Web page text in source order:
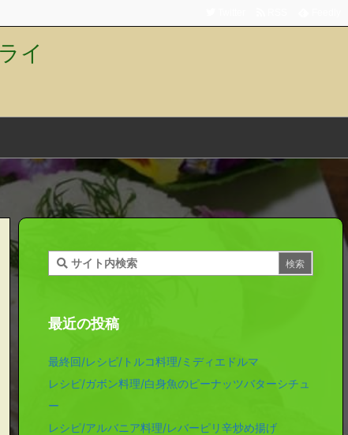
イ
最近の投稿
最終回/レシピ/トルコ料理/ミディエドルマ
レシピ/ガボン料理/白身魚のピーナッツバターシチュ
ー
レシピ/アルバニア料理/レバーピリ辛炒め揚げ